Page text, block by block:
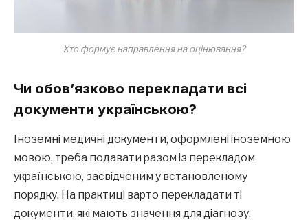
Хто формує направлення на оцінювання?
Чи обов’язково перекладати всі
документи українською?
Іноземні медичні документи, оформлені іноземною
мовою, треба подавати разом із перекладом
українською, засвідченим у встановленому
порядку. На практиці варто перекладати ті
документи, які мають значення для діагнозу,